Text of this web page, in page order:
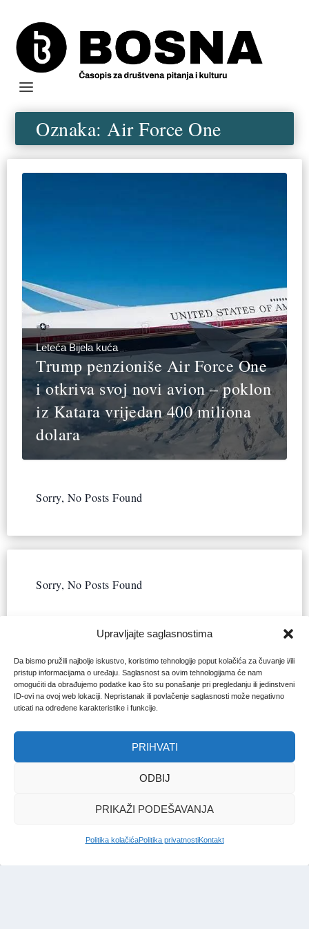
Upravljajte saglasnostima
Da bismo pružili najbolje iskustvo, koristimo tehnologije poput kolačića za čuvanje i/ili
pristup informacijama o uređaju. Saglasnost sa ovim tehnologijama će nam
omogućiti da obrađujemo podatke kao što su ponašanje pri pregledanju ili jedinstveni
ID-ovi na ovoj web lokaciji. Nepristanak ili povlačenje saglasnosti može negativno
uticati na određene karakteristike i funkcije.
PRIHVATI
ODBIJ
PRIKAŽI PODEŠAVANJA
Politika kolačićaPolitika privatnostiKontakt
Oznaka:Air Force One
Leteća Bijela kuća
Trump penzioniše Air Force One
i otkriva svoj novi avion – poklon
iz Katara vrijedan 400 miliona
dolara
Sorry, No Posts Found
Sorry, No Posts Found